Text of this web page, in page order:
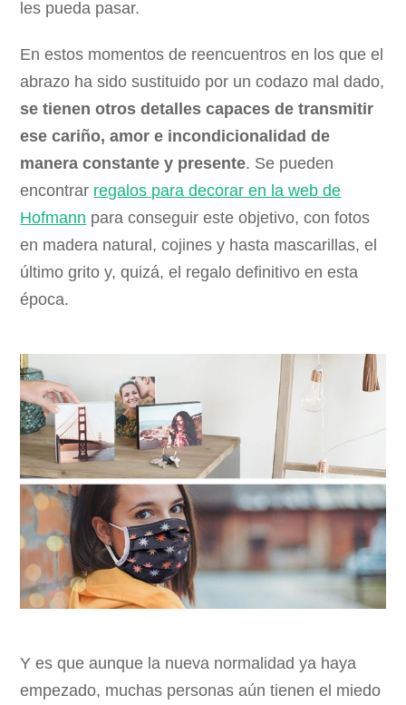
les pueda pasar.
En estos momentos de reencuentros en los que el
abrazo ha sido sustituido por un codazo mal dado,
se tienen otros detalles capaces de transmitir
ese cariño, amor e incondicionalidad de
manera constante y presente. Se pueden
encontrar regalos para decorar en la web de
Hofmann para conseguir este objetivo, con fotos
en madera natural, cojines y hasta mascarillas, el
último grito y, quizá, el regalo definitivo en esta
época.
Y es que aunque la nueva normalidad ya haya
empezado, muchas personas aún tienen el miedo